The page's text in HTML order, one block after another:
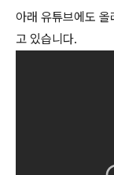
아래 유튜브에도
고 있습니다.